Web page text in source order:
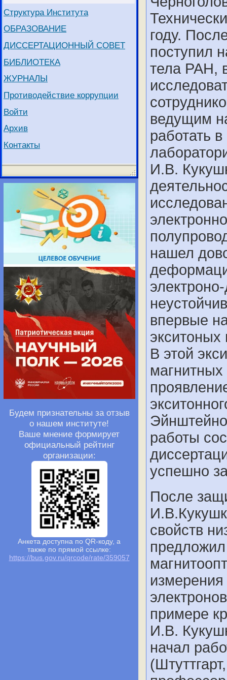
Структура Института
ОБРАЗОВАНИЕ
ДИССЕРТАЦИОННЫЙ СОВЕТ
БИБЛИОТЕКА
ЖУРНАЛЫ
Противодействие коррупции
Войти
Архив
Контакты
Будем признательны за отзыв
о нашем институте!
Ваше мнение формирует
официальный рейтинг
организации:
Анкета доступна по QR-коду, а
также по прямой ссылке:
https://bus.gov.ru/qrcode/rate/359057
году.
поступил
тела РАН,
ведущим
работать
И.В.
нашел
впервые
экситоных
В этой
работы
успешно
После
свойств
измерения
примере
И.В.
начал